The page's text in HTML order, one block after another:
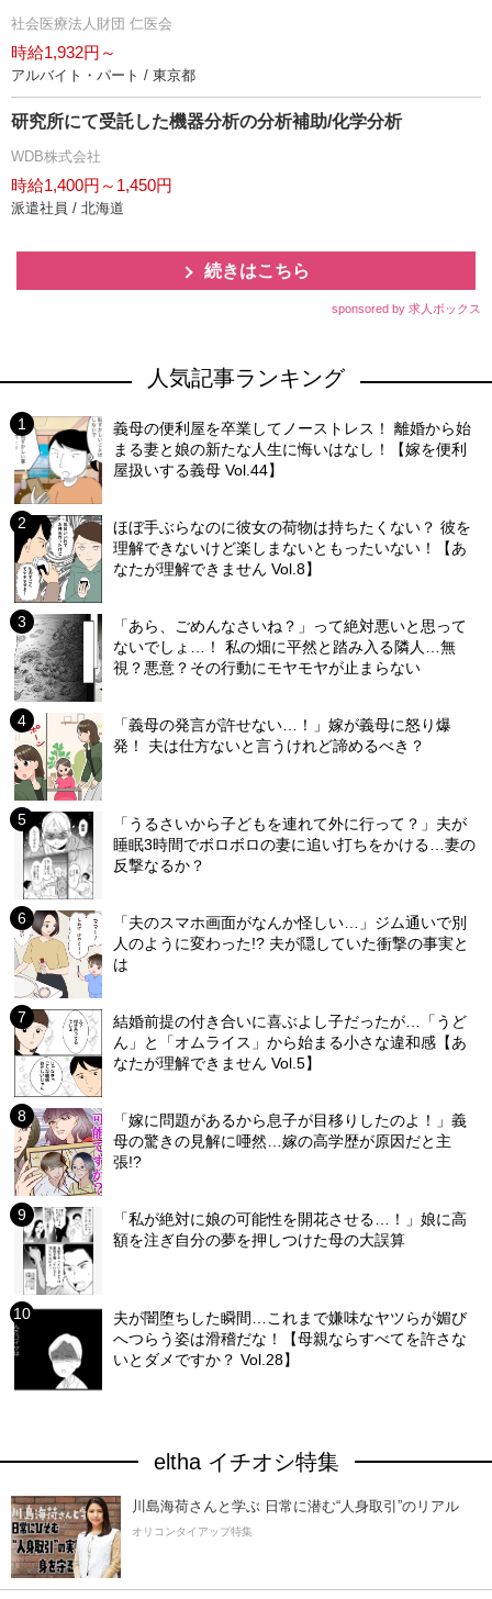
社会医療法人財団 仁医会
時給1,932円～
アルバイト・パート / 東京都
研究所にて受託した機器分析の分析補助/化学分析
WDB株式会社
時給1,400円～1,450円
派遣社員 / 北海道
続きはこちら
sponsored by 求人ボックス
人気記事ランキング
義母の便利屋を卒業してノーストレス！ 離婚から始
まる妻と娘の新たな人生に悔いはなし！【嫁を便利
屋扱いする義母 Vol.44】
ほぼ手ぶらなのに彼女の荷物は持ちたくない？ 彼を
理解できないけど楽しまないともったいない！【あ
なたが理解できません Vol.8】
「あら、ごめんなさいね？」って絶対悪いと思って
ないでしょ…！ 私の畑に平然と踏み入る隣人…無
視？悪意？その行動にモヤモヤが止まらない
「義母の発言が許せない…！」嫁が義母に怒り爆
発！ 夫は仕方ないと言うけれど諦めるべき？
「うるさいから子どもを連れて外に行って？」夫が
睡眠3時間でボロボロの妻に追い打ちをかける…妻の
反撃なるか？
「夫のスマホ画面がなんか怪しい…」ジム通いで別
人のように変わった!? 夫が隠していた衝撃の事実と
は
結婚前提の付き合いに喜ぶよし子だったが…「うど
ん」と「オムライス」から始まる小さな違和感【あ
なたが理解できません Vol.5】
「嫁に問題があるから息子が目移りしたのよ！」義
母の驚きの見解に唖然…嫁の高学歴が原因だと主
張!?
「私が絶対に娘の可能性を開花させる…！」娘に高
額を注ぎ自分の夢を押しつけた母の大誤算
夫が闇堕ちした瞬間…これまで嫌味なヤツらが媚び
へつらう姿は滑稽だな！【母親ならすべてを許さな
いとダメですか？ Vol.28】
eltha イチオシ特集
川島海荷さんと学ぶ 日常に潜む“人身取引”のリアル
オリコンタイアップ特集